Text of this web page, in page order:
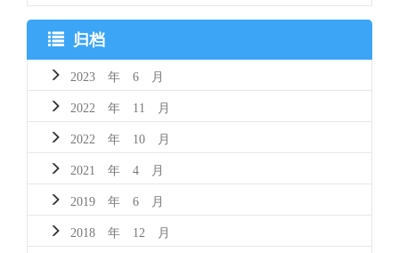
归档
2023 年 6 月
2022 年 11 月
2022 年 10 月
2021 年 4 月
2019 年 6 月
2018 年 12 月